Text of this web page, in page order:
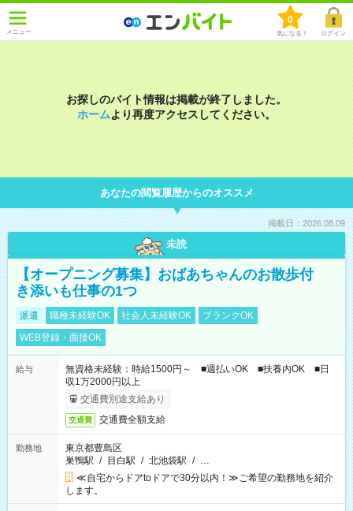
メニュー
0
気になる！ ログイン
お探しのバイト情報は掲載が終了しました。
ホームより再度アクセスしてください。
あなたの閲覧履歴からのオススメ
掲載日：2026.08.09
未読
【オープニング募集】おばあちゃんのお散歩付
き添いも仕事の1つ
派遣 職種未経験OK 社会人未経験OK
ブランクOK
WEB登録・面接OK
給与
無資格未経験：時給1500円～ ■週払いOK ■扶養内OK ■日
収1万2000円以上
交通費別途支給あり
交通費 交通費全額支給
勤務地
東京都豊島区
巣鴨駅 / 目白駅 / 北池袋駅 / …
≪自宅からドアtoドアで30分以内！≫ご希望の勤務地を紹介
します。